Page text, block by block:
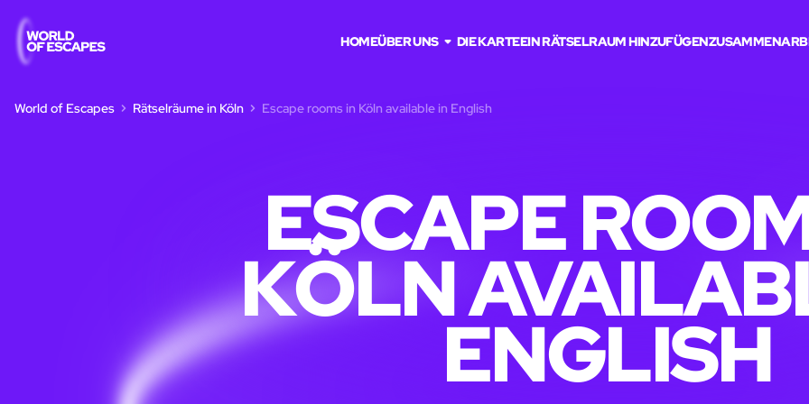
HOMEÜBER UNS DIE KARTEEIN RÄTSELRAUM HINZUFÜGEN
World of Escapes Rätselräume in Köln Escape rooms in Köln available in English
ESCAPE
KÖLN
ENGLISH